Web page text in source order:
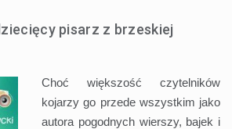
pisarz z brzeskiej
Choć większość czytelników
kojarzy go przede wszystkim jako
autora pogodnych wierszy, bajek i